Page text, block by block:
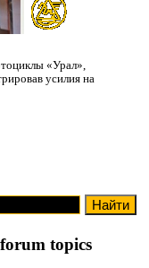
«Урал»,
усилия на
topics